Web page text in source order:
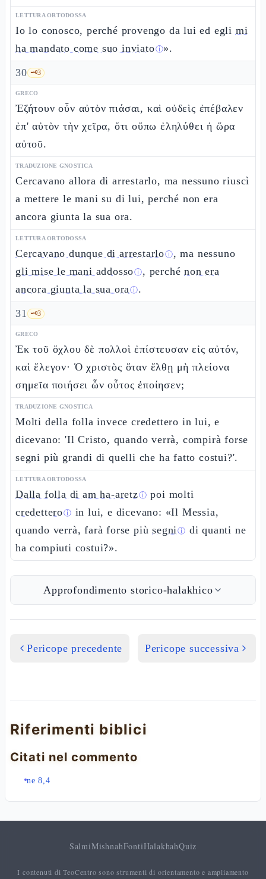
LETTURA ORTODOSSA
Io lo conosco, perché provengo da lui ed egli mi
ha mandato come suo inviatoⓘ».
30 🗝️3
GRECO
Ἐζήτουν οὖν αὐτὸν πιάσαι, καὶ οὐδεὶς ἐπέβαλεν
ἐπ' αὐτὸν τὴν χεῖρα, ὅτι οὔπω ἐληλύθει ἡ ὥρα
αὐτοῦ.
TRADUZIONE GNOSTICA
Cercavano allora di arrestarlo, ma nessuno riuscì
a mettere le mani su di lui, perché non era
ancora giunta la sua ora.
LETTURA ORTODOSSA
Cercavano dunque di arrestarloⓘ, ma nessuno
gli mise le mani addossoⓘ, perchénon era
ancora giunta la sua oraⓘ.
31 🗝️3
GRECO
Ἐκ τοῦ ὄχλου δὲ πολλοὶ ἐπίστευσαν εἰς αὐτόν,
καὶ ἔλεγον· Ὁ χριστὸς ὅταν ἔλθῃ μὴ πλείονα
σημεῖα ποιήσει ὧν οὗτος ἐποίησεν;
TRADUZIONE GNOSTICA
Molti della folla invece credettero in lui, e
dicevano: 'Il Cristo, quando verrà, compirà forse
segni più grandi di quelli che ha fatto costui?'.
LETTURA ORTODOSSA
Dalla folla di am ha-aretzⓘ poi molti
credetteroⓘ in lui, e dicevano: «Il Messia,
quando verrà, farà forse piùsegniⓘ di quanti ne
ha compiuti costui?».
Approfondimento storico-halakhico
Pericope precedente Pericope successiva
Riferimenti biblici
Citati nel commento
ne 8,4
SalmiMishnahFontiHalakhahQuiz
I contenuti di TeoCentro sono strumenti di orientamento e ampliamento